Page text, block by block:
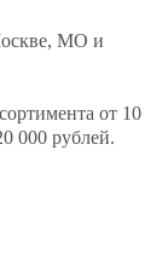
МО и
от 10
000 рублей.